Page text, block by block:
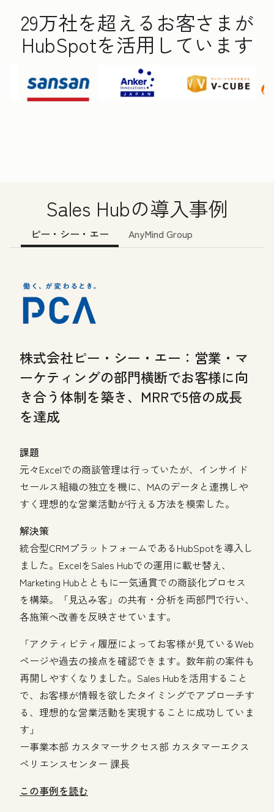
29万社を超えるお客さまが
HubSpotを活用しています
Sales Hubの導入事例
ピー・シー・エー AnyMind Group
株式会社ピー・シー・エー： 営業・マ
ーケティングの部門横断でお客様に向
き合う体制を築き、MRRで5倍の成長
を達成
課題
元々Excelでの商談管理は行っていたが、インサイド
セールス組織の独立を機に、MAのデータと連携しや
すく理想的な営業活動が行える方法を模索した。
解決策
統合型CRMプラットフォームであるHubSpotを導入し
ました。ExcelをSales Hubでの運用に載せ替え、
Marketing Hubとともに一気通貫での商談化プロセス
を構築。「見込み客」の共有・分析を両部門で行い、
各施策へ改善を反映させています。
「アクティビティ履歴によってお客様が見ているWeb
ページや過去の接点を確認できます。数年前の案件も
再開しやすくなりました。Sales Hubを活用すること
で、お客様が情報を欲したタイミングでアプローチす
る、理想的な営業活動を実現することに成功していま
す」
ー事業本部 カスタマーサクセス部 カスタマーエクス
ペリエンスセンター 課長
この事例を読む